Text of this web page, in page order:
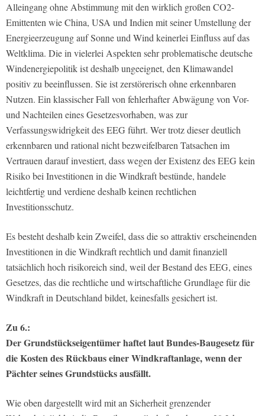
Alleingang ohne Abstimmung mit den wirklich großen CO2-
Emittenten wie China, USA und Indien mit seiner Umstellung der
Energieerzeugung auf Sonne und Wind keinerlei Einfluss auf das
Weltklima. Die in vielerlei Aspekten sehr problematische deutsche
Windenergiepolitik ist deshalb ungeeignet, den Klimawandel
positiv zu beeinflussen. Sie ist zerstörerisch ohne erkennbaren
Nutzen. Ein klassischer Fall von fehlerhafter Abwägung von Vor-
und Nachteilen eines Gesetzesvorhaben, was zur
Verfassungswidrigkeit des EEG führt. Wer trotz dieser deutlich
erkennbaren und rational nicht bezweifelbaren Tatsachen im
Vertrauen darauf investiert, dass wegen der Existenz des EEG kein
Risiko bei Investitionen in die Windkraft bestünde, handele
leichtfertig und verdiene deshalb keinen rechtlichen
Investitionsschutz.
Es besteht deshalb kein Zweifel, dass die so attraktiv erscheinenden
Investitionen in die Windkraft rechtlich und damit finanziell
tatsächlich hoch risikoreich sind, weil der Bestand des EEG, eines
Gesetzes, das die rechtliche und wirtschaftliche Grundlage für die
Windkraft in Deutschland bildet, keinesfalls gesichert ist.
Zu 6.:
Der Grundstückseigentümer haftet laut Bundes-Baugesetz für
die Kosten des Rückbaus einer Windkraftanlage, wenn der
Pächter seines Grundstücks ausfällt.
Wie oben dargestellt wird mit an Sicherheit grenzender